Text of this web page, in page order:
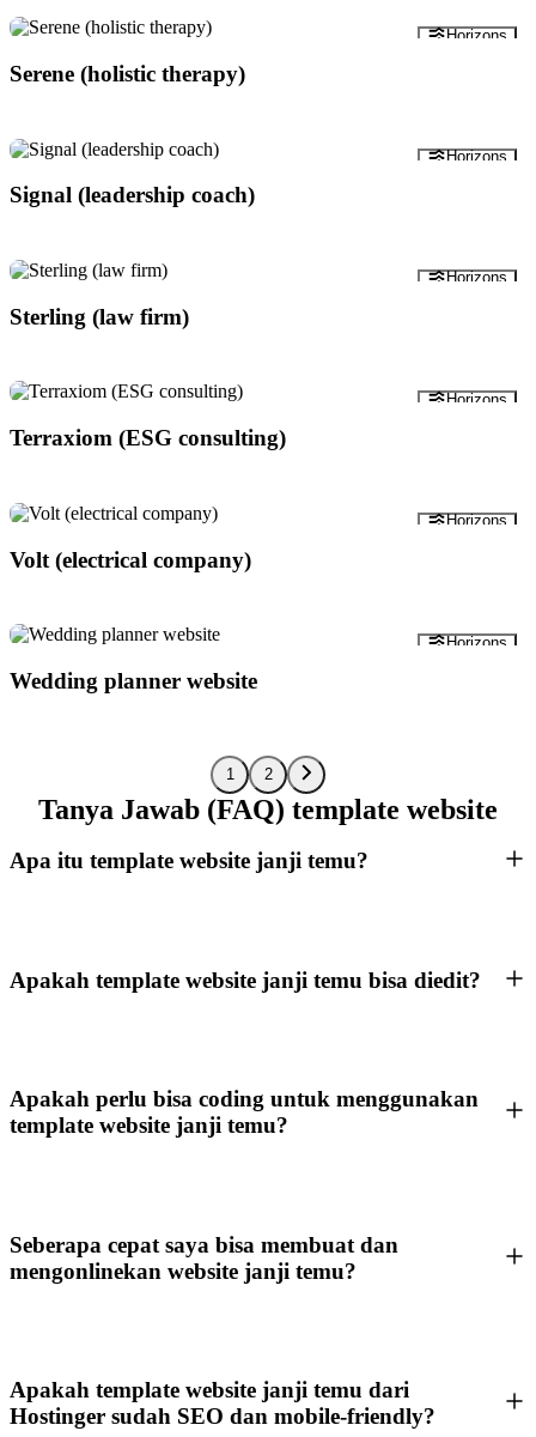
Horizons
Serene (holistic therapy)
Horizons
Signal (leadership coach)
Horizons
Sterling (law firm)
Pratinjau Horizons
Terraxiom (ESG consulting)
Horizons
Volt (electrical company)
Horizons
Wedding planner website
1 2
Tanya Jawab (FAQ) template website
Apa itu template website janji temu?
Apakah template website janji temu bisa diedit?
Apakah perlu bisa coding untuk menggunakan
template website janji temu?
Seberapa cepat saya bisa membuat dan
mengonlinekan website janji temu?
Apakah template website janji temu dari
Hostinger sudah SEO dan mobile-friendly?